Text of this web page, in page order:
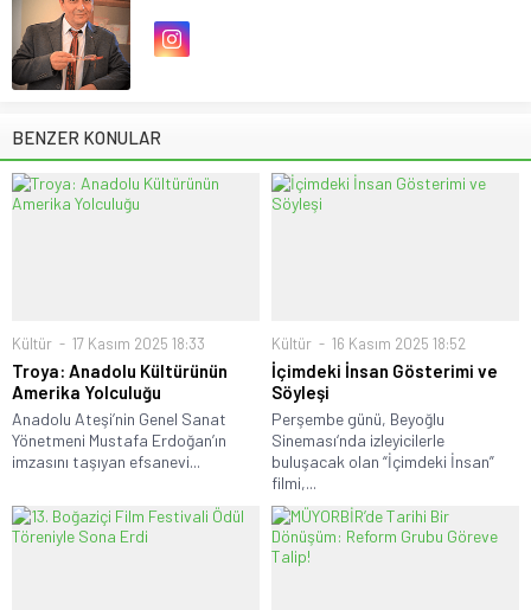
BENZER KONULAR
Kültür 17 Kasım 2025 18:33
Troya: Anadolu Kültürünün
Amerika Yolculuğu
Anadolu Ateşi’nin Genel Sanat
Yönetmeni Mustafa Erdoğan’ın
imzasını taşıyan efsanevi...
Kültür 16 Kasım 2025 18:52
İçimdeki İnsan Gösterimi ve
Söyleşi
Perşembe günü, Beyoğlu
Sineması‘nda izleyicilerle
buluşacak olan “İçimdeki İnsan”
filmi,...